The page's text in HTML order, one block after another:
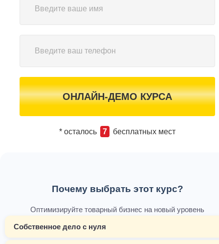
ОНЛАЙН-ДЕМО КУРСА
* осталось 7 бесплатных мест
Почему выбрать этот курс?
Оптимизируйте товарный бизнес на новый уровень
Собственное дело с нуля